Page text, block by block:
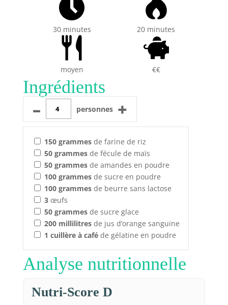
30 minutes 20 minutes
moyen €€
Ingrédients
– personnes +
150 grammesde farine de riz
50 grammesde fécule de maïs
50 grammesde amandes en poudre
100 grammesde sucre en poudre
100 grammesde beurre sans lactose
3œufs
50 grammesde sucre glace
200 millilitresde jus d’orange sanguine
1 cuillère à caféde gélatine en poudre
Analyse nutritionnelle
Nutri-Score D